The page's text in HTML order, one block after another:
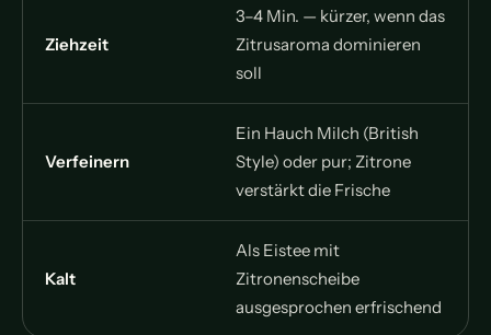
Ziehzeit
3–4 Min. — kürzer, wenn das
Zitrusaroma dominieren
soll
Verfeinern
Ein Hauch Milch (British
Style) oder pur; Zitrone
verstärkt die Frische
Kalt
Als Eistee mit
Zitronenscheibe
ausgesprochen erfrischend